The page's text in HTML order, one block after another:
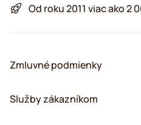
Od roku 2011 viac ako 2
Zmluvné podmienky
Služby zákazníkom